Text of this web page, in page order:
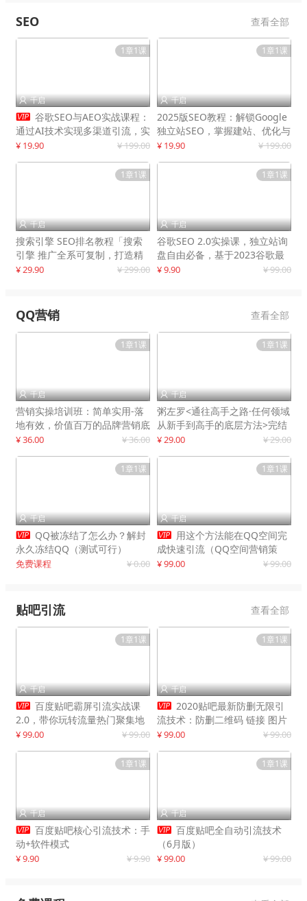
SEO 查看全部
1章1课
 千启
 谷歌SEO与AEO实战课程：
通过AI技术实现多渠道引流，实
现网站流量增长300%
¥ 19.90 ¥ 199.00
1章1课
 千启
2025版SEO教程：解锁Google
独立站SEO，掌握建站、优化与
变现技巧
¥ 19.90 ¥ 199.00
1章1课
 千启
搜索引擎 SEO排名教程「搜索
引擎 推广全系可复制，打造精
准被动流量系统
¥ 29.90 ¥ 299.00
1章1课
 千启
谷歌SEO 2.0实操课，独立站询
盘自由必备，基于2023谷歌最
新算法录制
¥ 9.90 ¥ 99.00
QQ营销 查看全部
1章1课
 千启
营销实操培训班：简单实用-落
地有效，价值百万的品牌营销底
层逻辑
¥ 36.00 ¥ 36.00
1章1课
 千启
粥左罗<通往高手之路·任何领域
从新手到高手的底层方法>完结
¥ 29.00 ¥ 29.00
1章1课
 千启
 QQ被冻结了怎么办？解封
永久冻结QQ（测试可行）
免费课程 ¥ 0.00
1章1课
 千启
 用这个方法能在QQ空间完
成快速引流（QQ空间营销策
略）
¥ 99.00 ¥ 99.00
贴吧引流 查看全部
1章1课
 千启
 百度贴吧霸屏引流实战课
2.0，带你玩转流量热门聚集地
¥ 99.00 ¥ 99.00
1章1课
 千启
 2020贴吧最新防删无限引
流技术：防删二维码 链接 图片
制作
¥ 99.00 ¥ 99.00
1章1课
 千启
 百度贴吧核心引流技术：手
动+软件模式
¥ 9.90 ¥ 9.90
1章1课
 千启
 百度贴吧全自动引流技术
（6月版）
¥ 99.00 ¥ 99.00